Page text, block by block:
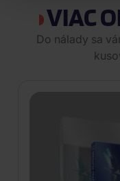
VIAC
Do nálady sa